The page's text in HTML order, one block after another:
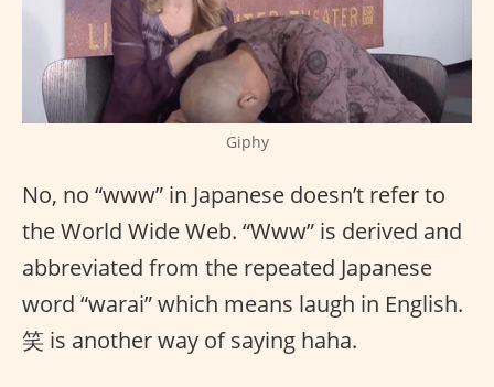
Giphy
No, no “www” in Japanese doesn’t refer to
the World Wide Web. “Www” is derived and
abbreviated from the repeated Japanese
word “warai” which means laugh in English.
笑 is another way of saying haha.